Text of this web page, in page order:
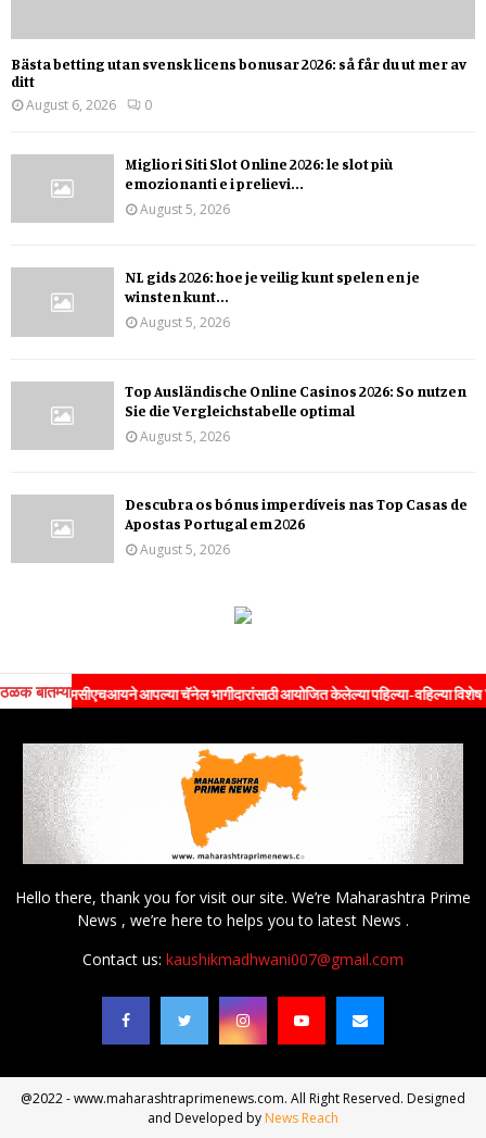
Bästa betting utan svensk licens bonusar 2026: så får du ut mer av
ditt
August 6, 2026
0
Migliori Siti Slot Online 2026: le slot più
emozionanti e i prelievi...
August 5, 2026
NL gids 2026: hoe je veilig kunt spelen en je
winsten kunt...
August 5, 2026
Top Ausländische Online Casinos 2026: So nutzen
Sie die Vergleichstabelle optimal
August 5, 2026
Descubra os bónus imperdíveis nas Top Casas de
Apostas Portugal em 2026
August 5, 2026
ठळक बातम्याआपल्या चॅनेल भागीदारांसाठी आयोजित केलेल्या पहिल्या-वहिल्या विशेष 'प्रॉपर्टी
Hello there, thank you for visit our site. We’re Maharashtra Prime
News , we’re here to helps you to latest News .
Contact us: kaushikmadhwani007@gmail.com
@2022 - www.maharashtraprimenews.com. All Right Reserved. Designed
and Developed by News Reach